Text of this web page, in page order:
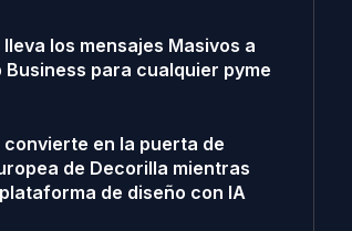
los mensajes Masivos a
Business para cualquier pyme
convierte en la puerta de
de Decorilla mientras
de diseño con IA